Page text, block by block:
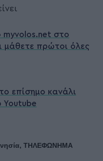
myvolos.net στο
μάθετε πρώτοι όλες
επίσημο κανάλι
Youtube
, ΤΗΛΕΦΩΝΗΜΑ